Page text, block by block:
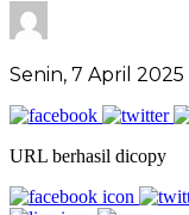
Senin, 7 April 2025
URL berhasil dicopy